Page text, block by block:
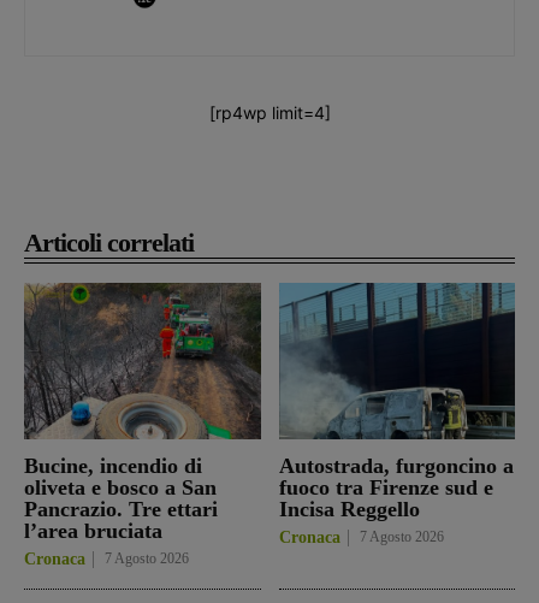
Articoli correlati
Bucine, incendio di
oliveta e bosco a San
Pancrazio. Tre ettari
l’area bruciata
Cronaca 7 Agosto 2026
Autostrada, furgoncino a
fuoco tra Firenze sud e
Incisa Reggello
Cronaca 7 Agosto 2026
[rp4wp limit=4]